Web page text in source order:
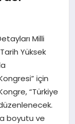
Milli
Yüksek
için
“Türkiye
boyutu ve